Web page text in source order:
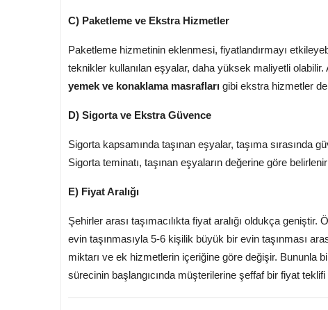
C) Paketleme ve Ekstra Hizmetler
Paketleme hizmetinin eklenmesi, fiyatlandırmayı
teknikler kullanılan eşyalar, daha yüksek maliyetli olabilir.
yemek ve konaklama masrafları gibi ekstra hizmetler de
D) Sigorta ve Ekstra Güvence
Sigorta kapsamında taşınan eşyalar, taşıma sırasında
Sigorta teminatı, taşınan eşyaların değerine göre
E) Fiyat Aralığı
Şehirler arası taşımacılıkta fiyat aralığı oldukça geniştir.
evin taşınmasıyla 5-6 kişilik büyük bir evin taşınması
miktarı ve ek hizmetlerin içeriğine göre değişir. Bununla
sürecinin başlangıcında müşterilerine şeffaf bir fiyat teklifi